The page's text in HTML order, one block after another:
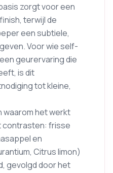
zorgt voor een
terwijl de
een subtiele,
Voor wie self-
geurervaring die
is dit
tot kleine,
waarom het werkt
contrasten: frisse
en
Citrus limon)
gevolgd door het